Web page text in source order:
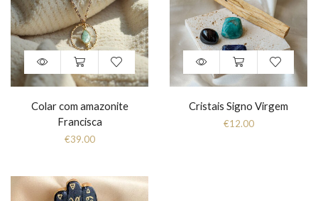
Colar com amazonite
Francisca
€39.00
Cristais Signo Virgem
€12.00